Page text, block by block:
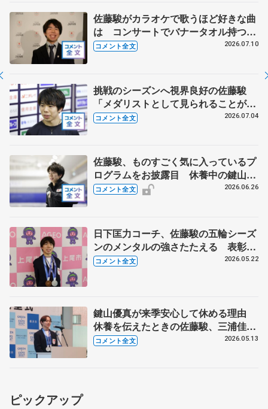
佐藤駿がカラオケで歌うほど好きな曲
は コンサートでバナータオル持つ観
客に感謝 【オリンピックコンサー
コメント全文 2026.07.10
挑戦のシーズンへ視界良好の佐藤駿
「メダリストとして見られることが自
信につながる」【全日本シニア強化合
コメント全文 2026.07.04
佐藤駿、ものすごく気に入っているプ
ログラムをお披露目 休養中の鍵山優
真と話していることは 【ドリーム・
コメント全文 2026.06.26
日下匡力コーチ、佐藤駿の五輪シーズ
ンのメンタルの強さたたえる 表彰式
に2人で出席 【上尾市栄誉賞】
コメント全文 2026.05.22
鍵山優真が来季安心して休める理由
休養を伝えたときの佐藤駿、三浦佳生
の反応は 【横浜市スポーツ栄誉賞・
コメント全文 2026.05.13
ピックアップ